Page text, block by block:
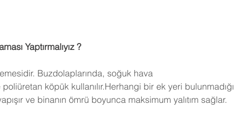
Yaptırmalıyız ?
Buzdolaplarında, soğuk hava
köpük kullanılır.Herhangi bir ek yeri bulunmadığı
ve binanın ömrü boyunca maksimum yalıtım sağlar.